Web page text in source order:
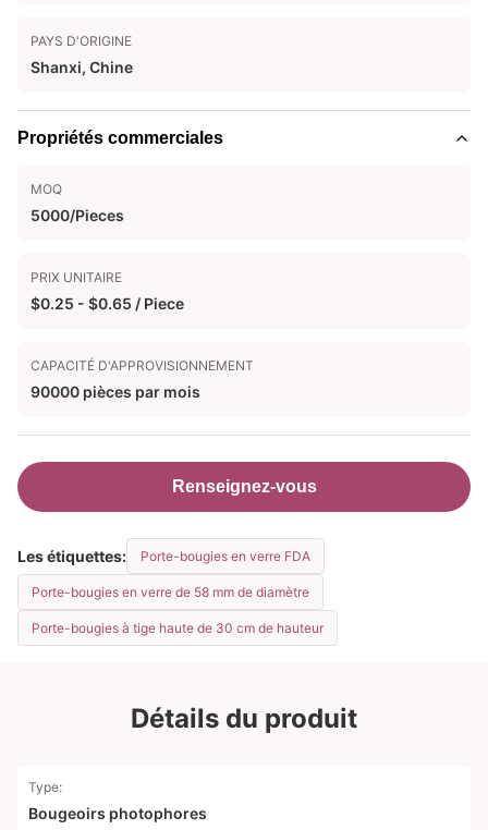
PAYS D'ORIGINE
Shanxi, Chine
Propriétés commerciales
MOQ
5000/Pieces
PRIX UNITAIRE
$0.25 - $0.65 / Piece
CAPACITÉ D'APPROVISIONNEMENT
90000 pièces par mois
Renseignez-vous
Les étiquettes: Porte-bougies en verre FDA
Porte-bougies en verre de 58 mm de diamètre
Porte-bougies à tige haute de 30 cm de hauteur
Détails du produit
Type:
Bougeoirs photophores